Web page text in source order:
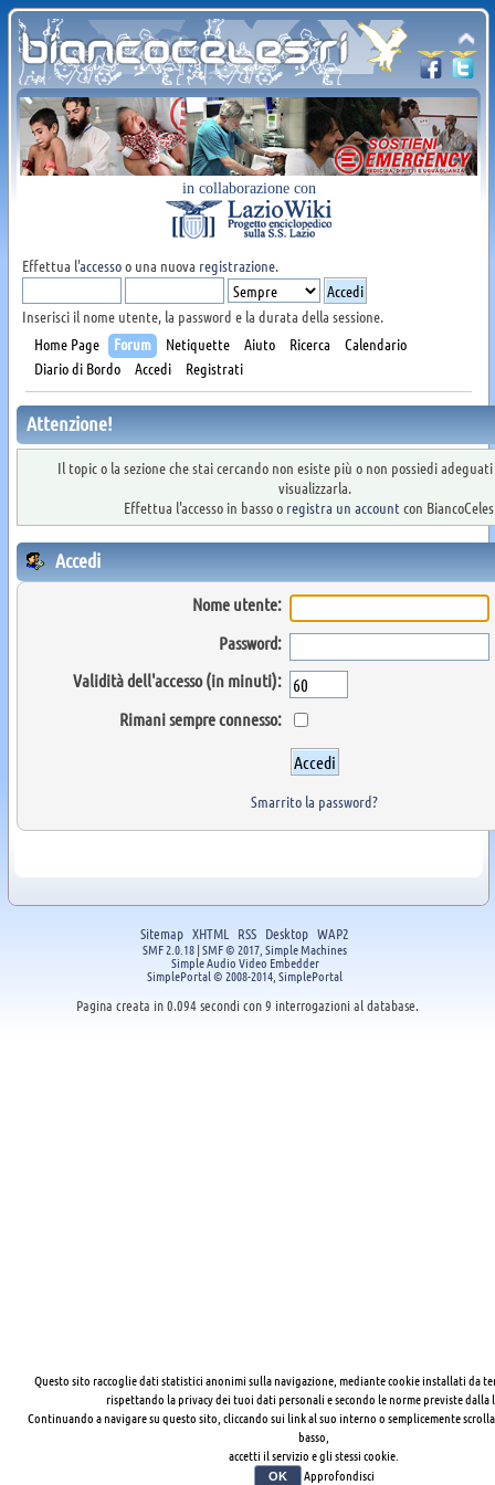
in collaborazione con
Effettua l'accessoo una nuova registrazione.
Inserisci il nome utente, la password e la durata della sessione.
Home Page
Forum Netiquette Aiuto Ricerca
Calendario
Diario di Bordo
Accedi Registrati
Attenzione!
Il topic o la sezione che stai cercando non esiste più o non possiedi
visualizzarla.
Effettua l'accesso in basso o registra un account con
Accedi
Nome utente:
Password:
Validità dell'accesso (in minuti):
Rimani sempre connesso:
Smarrito la password?
Sitemap XHTML RSS Desktop WAP2
SMF 2.0.18|SMF © 2017 Simple Machines
Simple Audio Video Embedder
SimplePortal © 2008-2014, SimplePortal
Pagina creata in 0.094 secondi con 9 interrogazioni al database.
Questo sito raccoglie dati statistici anonimi sulla navigazione, mediante cookie installati da
rispettando la privacy dei tuoi dati personali e secondo le norme previste dalla
Continuando a navigare su questo sito, cliccando sui link al suo interno o semplicemente
basso,
accetti il servizio e gli stessi cookie.
OK Approfondisci